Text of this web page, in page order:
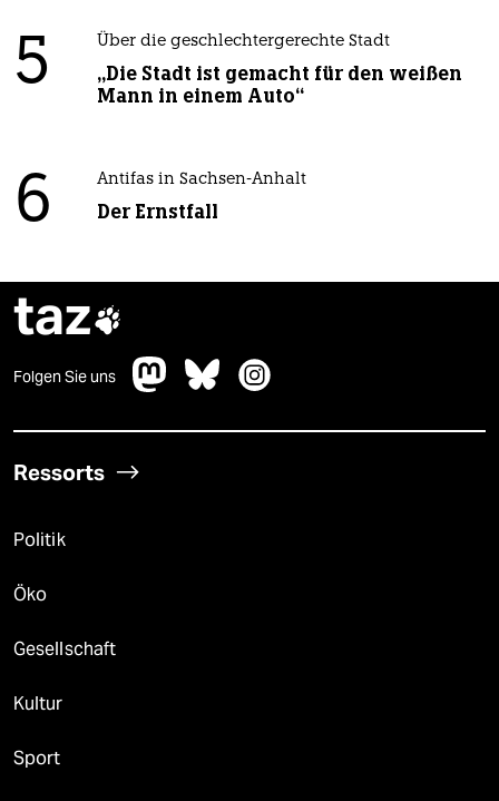
5 Über die geschlechtergerechte Stadt
„Die Stadt ist gemacht für den weißen
Mann in einem Auto“
6 Antifas in Sachsen-Anhalt
Der Ernstfall
taz
Folgen Sie uns
Ressorts
Politik
Öko
Gesellschaft
Kultur
Sport